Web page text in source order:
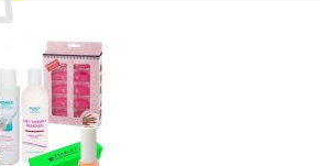
в магазин